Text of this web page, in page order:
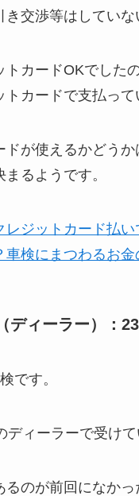
交渉等はしていな
トカードOKでした
カードで支払って
ドが使えるかどう
るようです。
レジットカード払い
車検にまつわるお金
ディーラー）：
です。
ディーラーで受けて
るのが前回になかっ